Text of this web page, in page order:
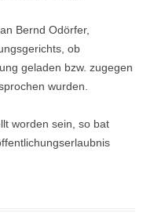
Bernd Odörfer,
ob
geladen bzw. zugegen
wurden.
worden sein, so bat